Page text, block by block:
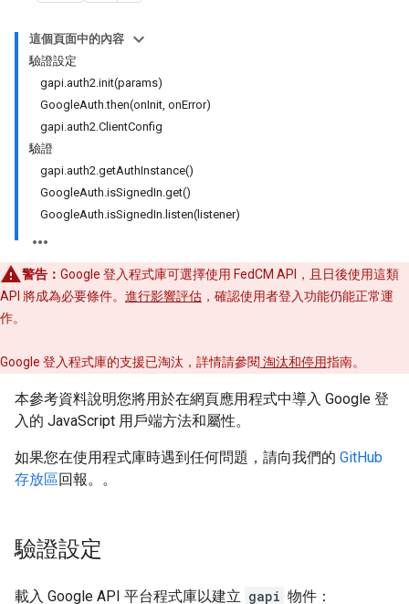
這個頁面中的內容
驗證設定
gapi.auth2.init(params)
GoogleAuth.then(onInit, onError)
gapi.auth2.ClientConfig
驗證
gapi.auth2.getAuthInstance()
GoogleAuth.isSignedIn.get()
GoogleAuth.isSignedIn.listen(listener)
警告： Google 登入程式庫可選擇使用 FedCM API，且日後使用這類
API 將成為必要條件。 進行影響評估 ，確認使用者登入功能仍能正常運
作。
Google 登入程式庫的支援已淘汰，詳情請參閱 淘汰和停用指南。
本參考資料說明您將用於在網頁應用程式中導入 Google 登
入的 JavaScript 用戶端方法和屬性。
如果您在使用程式庫時遇到任何問題，請向我們的 GitHub
存放區回報。。
驗證設定
載入 Google API 平台程式庫以建立 gapi 物件：